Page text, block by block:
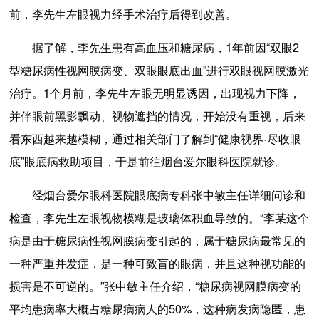
前，李先生左眼视力经手术治疗后得到改善。
据了解，李先生患有高血压和糖尿病，1年前因“双眼2
型糖尿病性视网膜病变、双眼眼底出血”进行双眼视网膜激光
治疗。1个月前，李先生左眼无明显诱因，出现视力下降，
并伴眼前黑影飘动、视物遮挡的情况，开始没有重视，后来
看东西越来越模糊，通过相关部门了解到“健康视界·尽收眼
底”眼底病救助项目，于是前往烟台爱尔眼科医院就诊。
经烟台爱尔眼科医院眼底病专科张中敏主任详细问诊和
检查，李先生左眼视物模糊是玻璃体积血导致的。“李某这个
病是由于糖尿病性视网膜病变引起的，属于糖尿病最常见的
一种严重并发症，是一种可致盲的眼病，并且这种视功能的
损害是不可逆的。”张中敏主任介绍，“糖尿病视网膜病变的
平均患病率大概占糖尿病病人的50%，这种病发病隐匿，患